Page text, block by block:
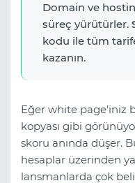
Domain ve
süreç yürütürler.
kodu ile tüm
kazanın.
Eğer white page’iniz
kopyası gibi
skoru anında düşer.
hesaplar üzerinden
lansmanlarda çok